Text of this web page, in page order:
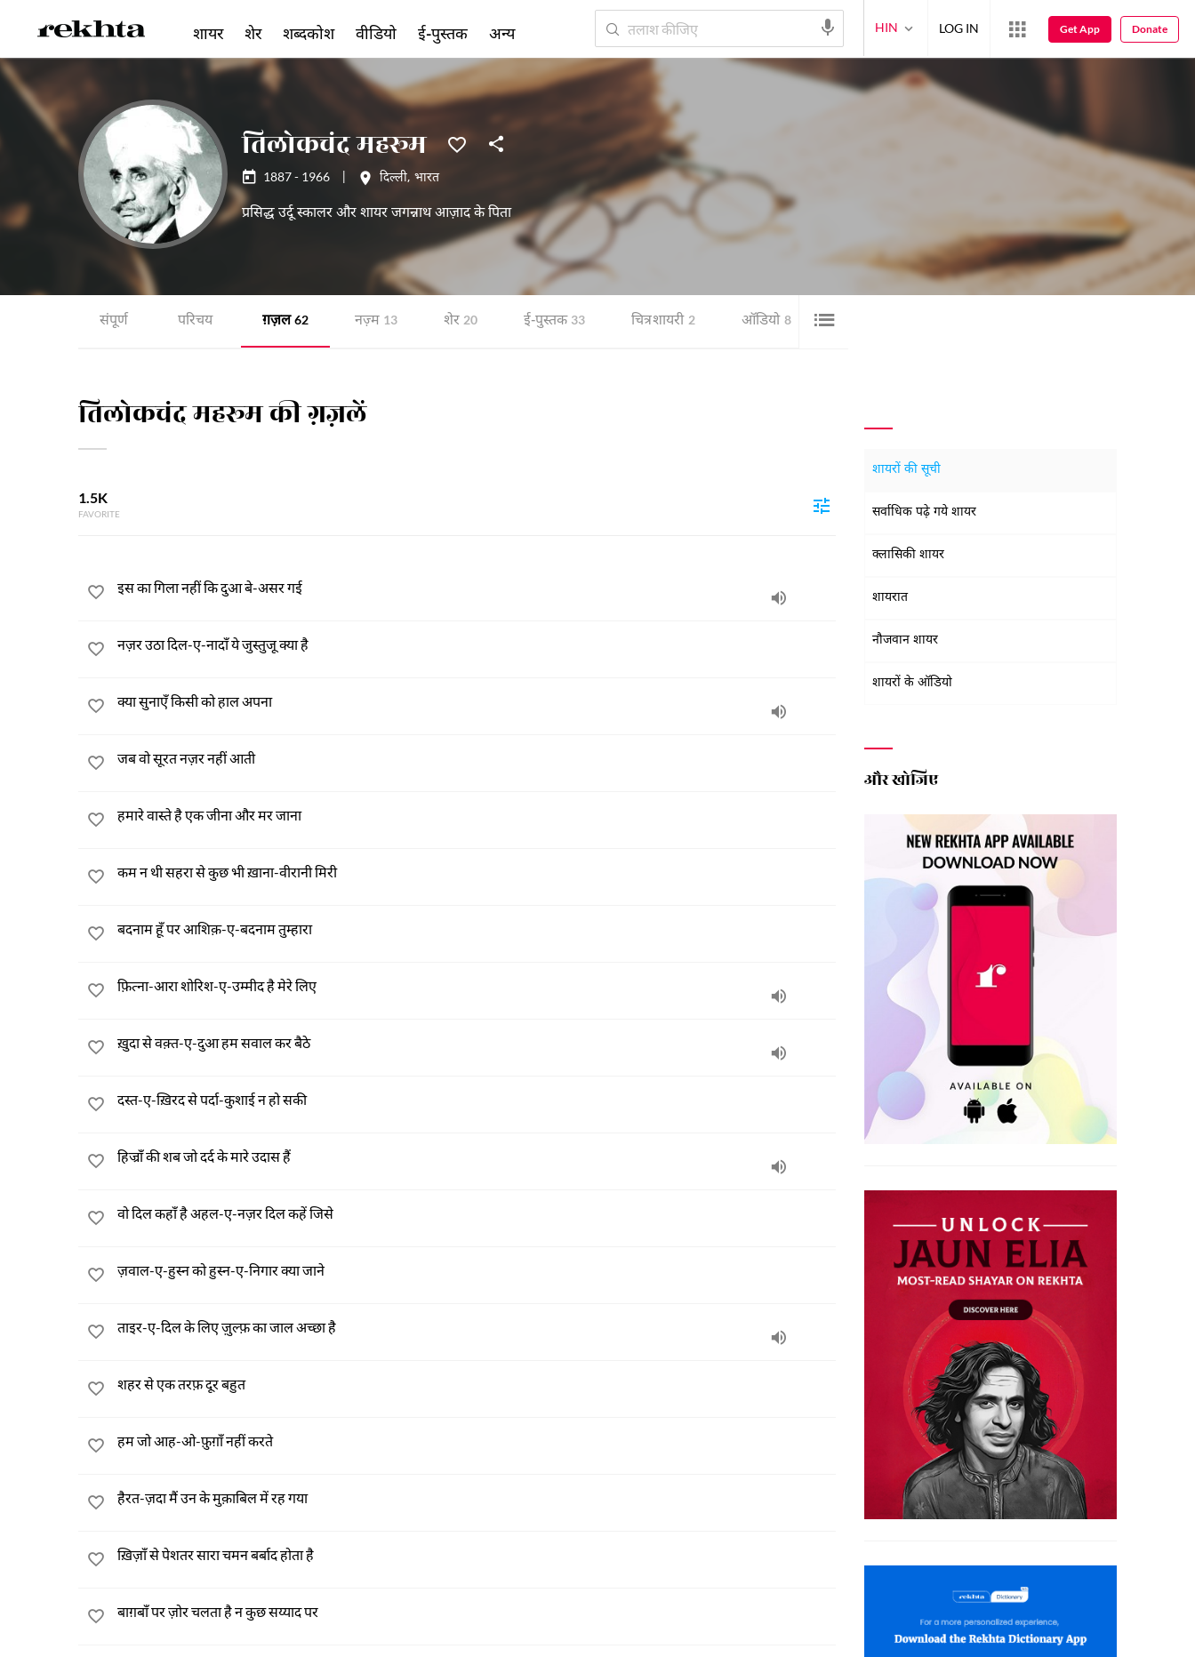
तिलोकचंद महरूम
1887 - 1966 दिल्ली, भारत
प्रसिद्ध उर्दू स्कालर और शायर जगन्नाथ आज़ाद के पिता
संपूर्ण परिचय ग़ज़ल 62 नज़्म 13 शेर 20 ई-पुस्तक 33 चित्र शायरी 2 ऑडियो 8
तिलोकचंद महरूम की ग़ज़लें
1.5K
FAVORITE
इस का गिला नहीं कि दुआ बे-असर गई
नज़र उठा दिल-ए-नादाँ ये जुस्तुजू क्या है
क्या सुनाएँ किसी को हाल अपना
जब वो सूरत नज़र नहीं आती
हमारे वास्ते है एक जीना और मर जाना
कम न थी सहरा से कुछ भी ख़ाना-वीरानी मिरी
बदनाम हूँ पर आशिक़-ए-बदनाम तुम्हारा
फ़ित्ना-आरा शोरिश-ए-उम्मीद है मेरे लिए
ख़ुदा से वक़्त-ए-दुआ हम सवाल कर बैठे
दस्त-ए-ख़िरद से पर्दा-कुशाई न हो सकी
हिज्राँ की शब जो दर्द के मारे उदास हैं
वो दिल कहाँ है अहल-ए-नज़र दिल कहें जिसे
ज़वाल-ए-हुस्न को हुस्न-ए-निगार क्या जाने
ताइर-ए-दिल के लिए ज़ुल्फ़ का जाल अच्छा है
शहर से एक तरफ़ दूर बहुत
हम जो आह-ओ-फ़ुग़ाँ नहीं करते
हैरत-ज़दा मैं उन के मुक़ाबिल में रह गया
ख़िज़ाँ से पेशतर सारा चमन बर्बाद होता है
बाग़बाँ पर ज़ोर चलता है न कुछ सय्याद पर
शायरों की सूची
सर्वाधिक पढ़े गये शायर
क्लासिकी शायर
शायरात
नौजवान शायर
शायरों के ऑडियो
और खोजिए
शायर शेर शब्दकोश वीडियो ई-पुस्तक अन्य HIN LOG IN Get App Donate